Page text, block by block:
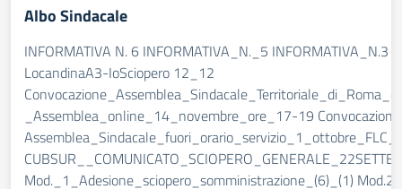
Albo Sindacale
INFORMATIVA N. 6 INFORMATIVA_N._5
LocandinaA3-IoSciopero 12_12
_Assemblea_online_14_novembre_ore_17-19
Mod._1_Adesione_sciopero_somministrazione_(6)_(1)